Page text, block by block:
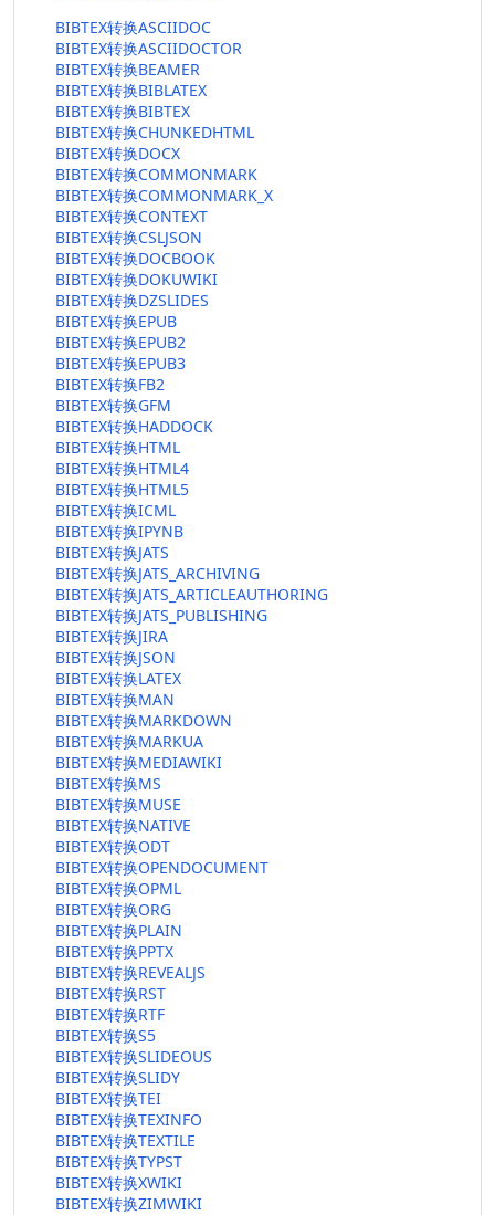
BIBTEX转换ASCIIDOC
BIBTEX转换ASCIIDOCTOR
BIBTEX转换BEAMER
BIBTEX转换BIBLATEX
BIBTEX转换BIBTEX
BIBTEX转换CHUNKEDHTML
BIBTEX转换DOCX
BIBTEX转换COMMONMARK
BIBTEX转换COMMONMARK_X
BIBTEX转换CONTEXT
BIBTEX转换CSLJSON
BIBTEX转换DOCBOOK
BIBTEX转换DOKUWIKI
BIBTEX转换DZSLIDES
BIBTEX转换EPUB
BIBTEX转换EPUB2
BIBTEX转换EPUB3
BIBTEX转换FB2
BIBTEX转换GFM
BIBTEX转换HADDOCK
BIBTEX转换HTML
BIBTEX转换HTML4
BIBTEX转换HTML5
BIBTEX转换ICML
BIBTEX转换IPYNB
BIBTEX转换JATS
BIBTEX转换JATS_ARCHIVING
BIBTEX转换JATS_ARTICLEAUTHORING
BIBTEX转换JATS_PUBLISHING
BIBTEX转换JIRA
BIBTEX转换JSON
BIBTEX转换LATEX
BIBTEX转换MAN
BIBTEX转换MARKDOWN
BIBTEX转换MARKUA
BIBTEX转换MEDIAWIKI
BIBTEX转换MS
BIBTEX转换MUSE
BIBTEX转换NATIVE
BIBTEX转换ODT
BIBTEX转换OPENDOCUMENT
BIBTEX转换OPML
BIBTEX转换ORG
BIBTEX转换PLAIN
BIBTEX转换PPTX
BIBTEX转换REVEALJS
BIBTEX转换RST
BIBTEX转换RTF
BIBTEX转换S5
BIBTEX转换SLIDEOUS
BIBTEX转换SLIDY
BIBTEX转换TEI
BIBTEX转换TEXINFO
BIBTEX转换TEXTILE
BIBTEX转换TYPST
BIBTEX转换XWIKI
BIBTEX转换ZIMWIKI